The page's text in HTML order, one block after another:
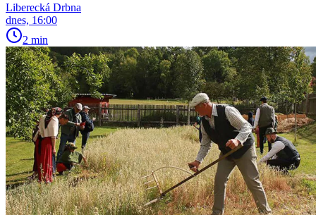
Liberecká Drbna
dnes, 16:00
2 min